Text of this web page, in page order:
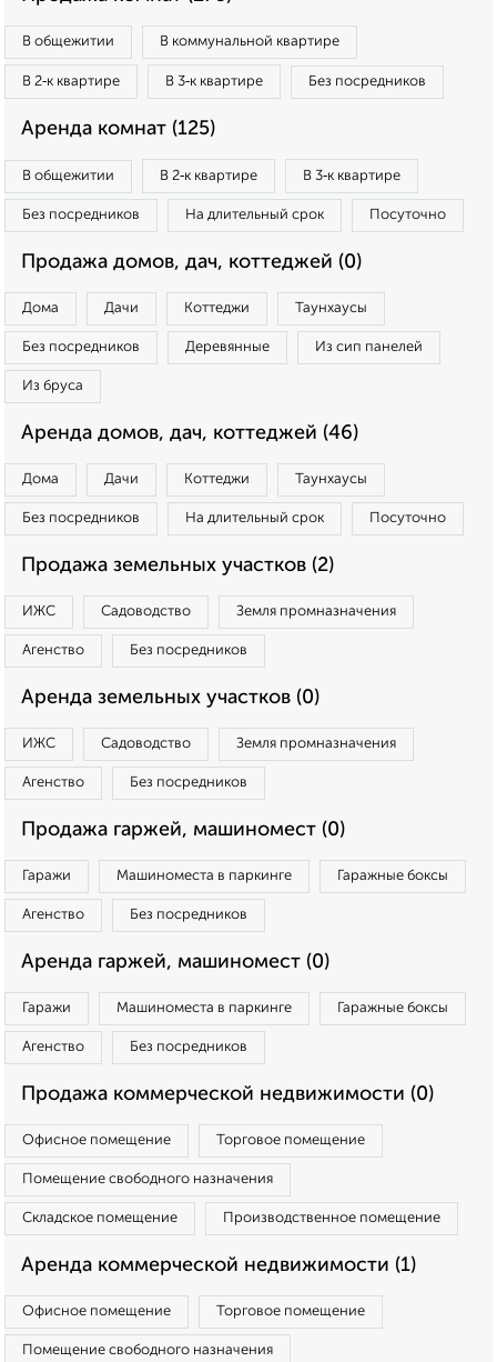
В общежитии В коммунальной квартире
В 2‑к квартире В 3‑к квартире Без посредников
Аренда комнат (125)
В общежитии В 2‑к квартире В 3‑к квартире
Без посредников На длительный срок Посуточно
Продажа домов, дач, коттеджей (0)
Дома Дачи Коттеджи Таунхаусы
Без посредников Деревянные Из сип панелей
Из бруса
Аренда домов, дач, коттеджей (46)
Дома Дачи Коттеджи Таунхаусы
Без посредников На длительный срок Посуточно
Продажа земельных участков (2)
ИЖС Садоводство Земля промназначения
Агенство Без посредников
Аренда земельных участков (0)
ИЖС Садоводство Земля промназначения
Агенство Без посредников
Продажа гаржей, машиномест (0)
Гаражи Машиноместа в паркинге Гаражные боксы
Агенство Без посредников
Аренда гаржей, машиномест (0)
Гаражи Машиноместа в паркинге Гаражные боксы
Агенство Без посредников
Продажа коммерческой недвижимости (0)
Офисное помещение Торговое помещение
Помещение свободного назначения
Складское помещение Производственное помещение
Аренда коммерческой недвижимости (1)
Офисное помещение Торговое помещение
Помещение свободного назначения